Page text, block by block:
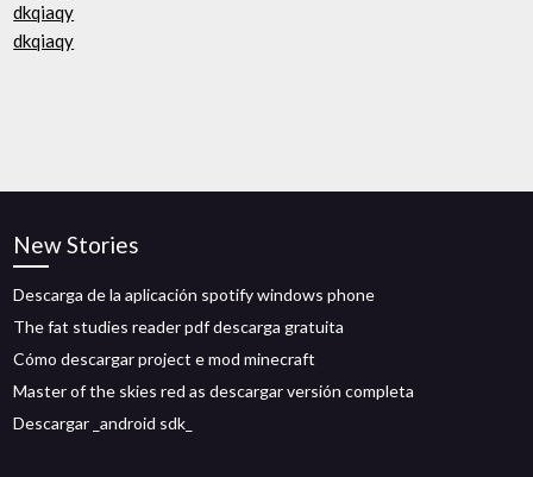
dkqiaqy
dkqiaqy
New Stories
Descarga de la aplicación spotify windows phone
The fat studies reader pdf descarga gratuita
Cómo descargar project e mod minecraft
Master of the skies red as descargar versión completa
Descargar _android sdk_